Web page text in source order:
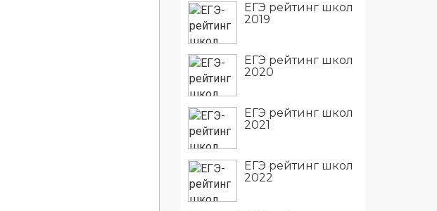
ЕГЭ рейтинг школ
2019
ЕГЭ рейтинг школ
2020
ЕГЭ рейтинг школ
2021
ЕГЭ рейтинг школ
2022